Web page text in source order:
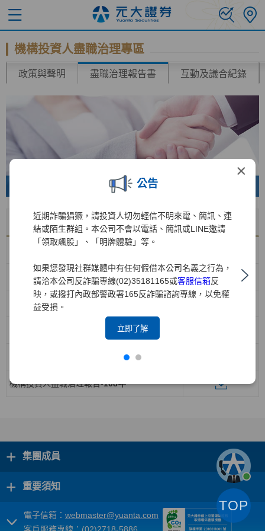
×
公告
近期詐騙猖獗，請投資人切勿輕信不明來電、簡訊、連
結或陌生群組。本公司不會以電話、簡訊或LINE邀請
「領取飆股」、「明牌體驗」等。
如果您發現社群媒體中有任何假借本公司名義之行為，
請洽本公司反詐騙專線(02)35181165或客服信箱反
映，或撥打內政部警政署165反詐騙諮詢專線，以免權
益受損。
立即了解
機構投資人盡職治理專區
政策與聲明 盡職治理報告書 互動及議合紀錄
下載
機構投資人盡職治理報告-112年
機構投資人盡職治理報告-
110年
109年
機構投資人盡職治理報告-108年
+ 集團成員
+ 重要須知
電子信箱： webmaster@yuanta.com
客戶服務專線：(02)2718-5886
TOP